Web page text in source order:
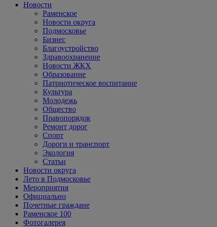
Новости
Раменское
Новости округа
Подмосковье
Бизнес
Благоустройство
Здравоохранение
Новости ЖКХ
Образование
Патриотическое воспитание
Культура
Молодежь
Общество
Правопорядок
Ремонт дорог
Спорт
Дороги и транспорт
Экология
Статьи
Новости округа
Лето в Подмосковье
Мероприятия
Официально
Почетные граждане
Раменское 100
Фотогалерея